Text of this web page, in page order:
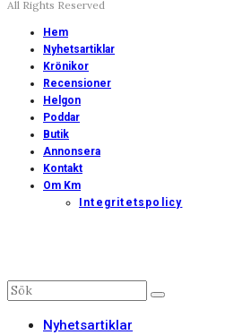
All Rights Reserved
Hem
Nyhetsartiklar
Krönikor
Recensioner
Helgon
Poddar
Butik
Annonsera
Kontakt
Om Km
Integritetspolicy
Nyhetsartiklar